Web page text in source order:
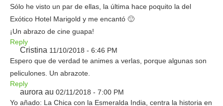
Sólo he visto un par de ellas, la última hace poquito la del
Exótico Hotel Marigold y me encantó 🙂
¡Un abrazo de cine guapa!
Reply
Cristina 11/10/2018 - 6:46 PM
Espero que de verdad te animes a verlas, porque algunas son
peliculones. Un abrazote.
Reply
aurora au 02/11/2018 - 7:00 PM
Yo añado: La Chica con la Esmeralda India, centra la historia en